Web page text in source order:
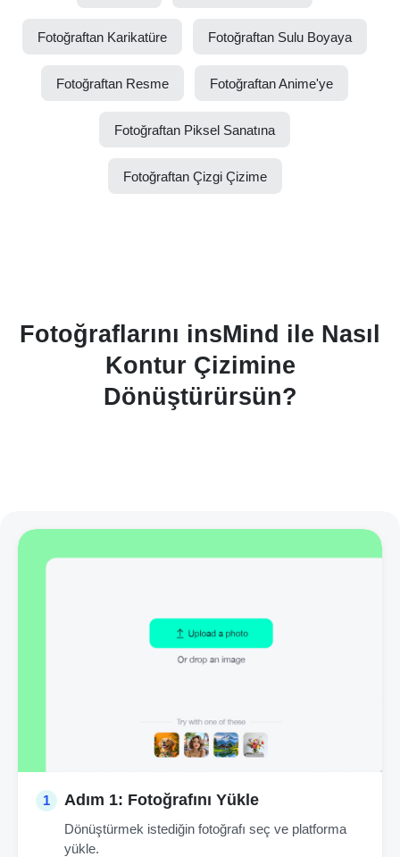
Fotoğraftan Karikatüre Fotoğraftan Sulu Boyaya
Fotoğraftan Resme Fotoğraftan Anime'ye
Fotoğraftan Piksel Sanatına
Fotoğraftan Çizgi Çizime
Fotoğraflarını insMind ile Nasıl
Kontur Çizimine
Dönüştürürsün?
1 Adım 1: Fotoğrafını Yükle
Dönüştürmek istediğin fotoğrafı seç ve platforma
yükle.